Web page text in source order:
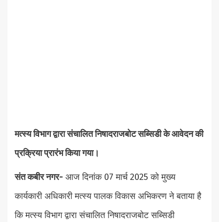
मत्स्य विभाग द्वारा संचालित निषादराजबोट सब्सिडी के आवेदन की
प्रक्रिया प्रारंभ किया गया।
संत कबीर नगर- आज दिनांक 07 मार्च 2025 को मुख्य
कार्यकारी अधिकारी मत्स्य पालक विकास अभिकरण ने बताया है
कि मत्स्य विभाग द्वारा संचालित निषादराजबोट सब्सिडी